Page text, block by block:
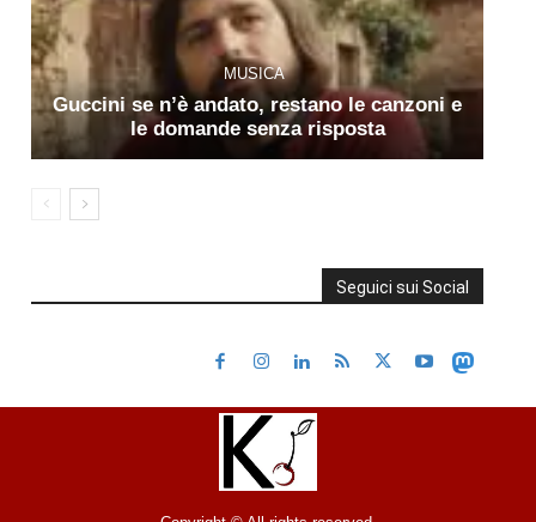
MUSICA
Guccini se n’è andato, restano le canzoni e
le domande senza risposta
Seguici sui Social